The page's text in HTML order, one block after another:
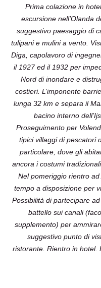
Prima colazione in
escursione nell’Olanda
suggestivo paesaggio di
tulipani e mulini a vento.
Diga, capolavoro di
il 1927 ed il 1932 per
Nord di inondare e
costieri. L’imponente
lunga 32 km e separa il
bacino interno
Proseguimento per
tipici villaggi di pescatori
particolare, dove gli
ancora i costumi
Nel pomeriggio rientro
tempo a disposizione per
Possibilità di partecipare
battello sui canali
supplemento) per
suggestivo punto di
ristorante. Rientro in hotel.